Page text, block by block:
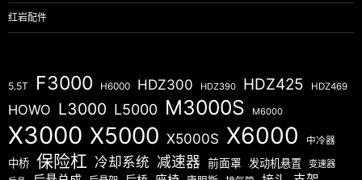
红岩配件
5.5T F3000 H6000 HDZ300 HDZ390 HDZ425 HDZ469
HOWO L3000 L5000 M3000S M6000
X3000 X5000 X5000S X6000 中冷器
中桥 保险杠 冷却系统 减速器 前面罩 发动机悬置 变速器